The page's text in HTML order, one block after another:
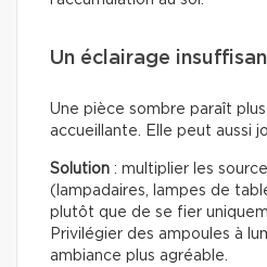
Un éclairage
Une pièce sombre paraît
accueillante. Elle peut aussi
Solution : multiplier les
(lampadaires, lampes de
plutôt que de se fier
Privilégier des ampoules à
ambiance plus agréable.